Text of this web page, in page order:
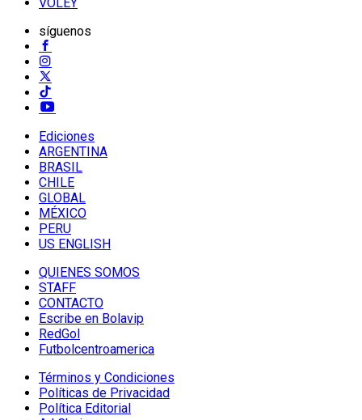
síguenos
Ediciones
ARGENTINA
BRASIL
CHILE
GLOBAL
MÉXICO
PERU
US ENGLISH
QUIENES SOMOS
STAFF
CONTACTO
Escribe en Bolavip
RedGol
Futbolcentroamerica
Términos y Condiciones
Políticas de Privacidad
Política Editorial